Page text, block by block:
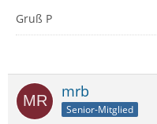
Gruß P
mrb
Senior-Mitglied